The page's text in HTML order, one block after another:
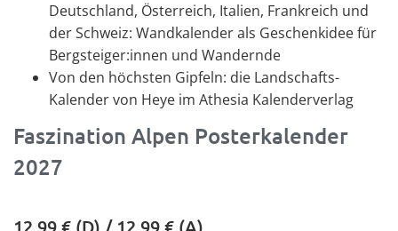
Deutschland, Österreich, Italien, Frankreich und
der Schweiz: Wandkalender als Geschenkidee für
Bergsteiger:innen und Wandernde
Von den höchsten Gipfeln: die Landschafts-
Kalender von Heye im Athesia Kalenderverlag
Faszination Alpen Posterkalender
2027